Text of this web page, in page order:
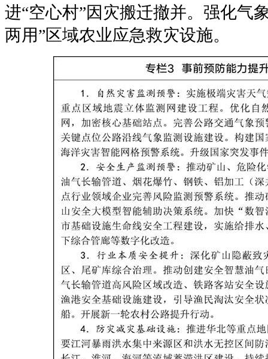
进“空心村”因灾搬迁撤并。强化气
两用”区域农业应急救灾设施。